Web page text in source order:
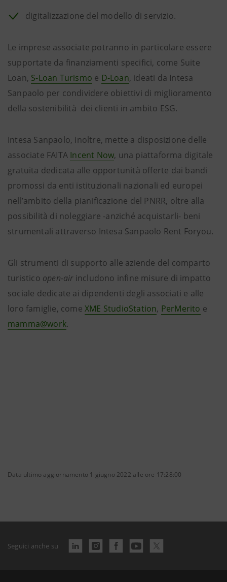
digitalizzazione del modello di servizio.
Le imprese associate potranno in particolare essere
supportate da finanziamenti specifici, come Suite
Loan, S-Loan Turismo e D-Loan, ideati da Intesa
Sanpaolo per condividere obiettivi di miglioramento
della sostenibilità dei clienti in ambito ESG.
Intesa Sanpaolo, inoltre, mette a disposizione delle
associate FAITA Incent Now, una piattaforma digitale
gratuita dedicata alle opportunità offerte dai bandi
promossi da enti istituzionali nazionali ed europei
nell’ambito della pianificazione del PNRR, oltre alla
possibilità di noleggiare -anziché acquistarli- beni
strumentali attraverso Intesa Sanpaolo Rent Foryou.
Gli strumenti di supporto alle aziende del comparto
turistico open-air includono infine misure di impatto
sociale dedicate ai dipendenti degli associati e alle
loro famiglie, come XME StudioStation, PerMerito e
mamma@work.
Data ultimo aggiornamento 1 giugno 2022 alle ore 17:28:00
Seguici anche su